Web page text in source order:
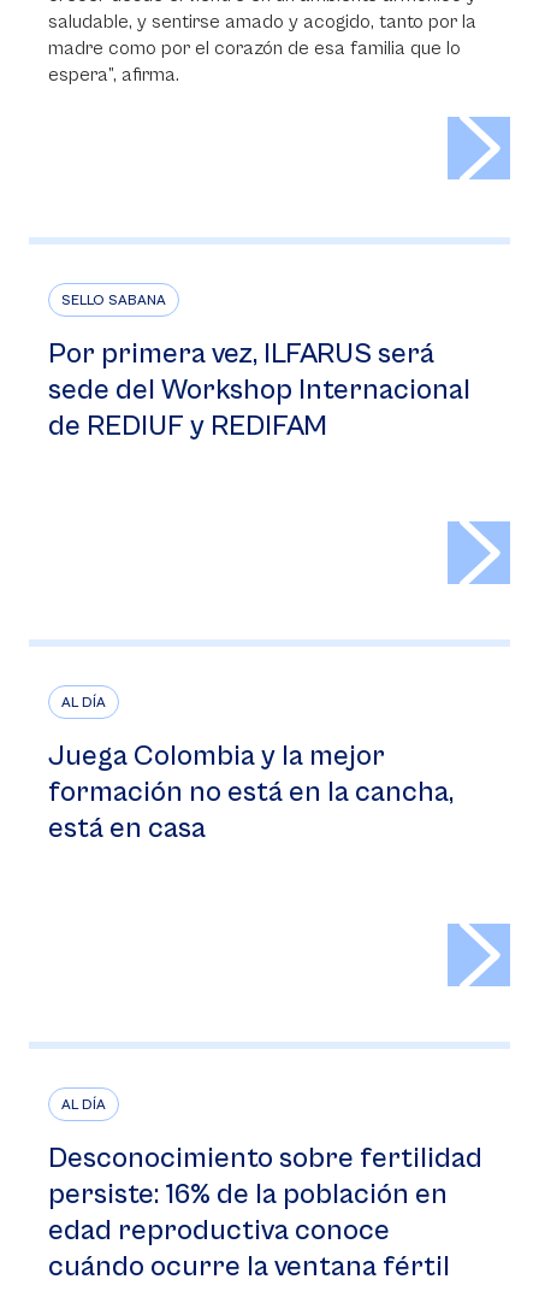
saludable, y sentirse amado y acogido, tanto por la
madre como por el corazón de esa familia que lo
espera”, afirma.
SELLO SABANA
Por primera vez, ILFARUS será
sede del Workshop Internacional
de REDIUF y REDIFAM
AL DÍA
Juega Colombia y la mejor
formación no está en la cancha,
está en casa
AL DÍA
Desconocimiento sobre fertilidad
persiste: 16% de la población en
edad reproductiva conoce
cuándo ocurre la ventana fértil